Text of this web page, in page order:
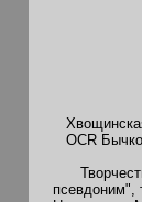
OCR
псевдоним",